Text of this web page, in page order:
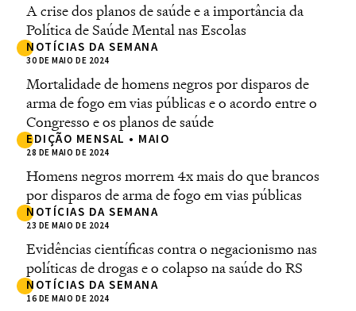
A crise dos planos de saúde e a importância da
Política de Saúde Mental nas Escolas
NOTÍCIAS DA SEMANA
30 DE MAIO DE 2024
Mortalidade de homens negros por disparos de
arma de fogo em vias públicas e o acordo entre o
Congresso e os planos de saúde
EDIÇÃO MENSAL • MAIO
28 DE MAIO DE 2024
Homens negros morrem 4x mais do que brancos
por disparos de arma de fogo em vias públicas
NOTÍCIAS DA SEMANA
23 DE MAIO DE 2024
Evidências científicas contra o negacionismo nas
políticas de drogas e o colapso na saúde do RS
NOTÍCIAS DA SEMANA
16 DE MAIO DE 2024